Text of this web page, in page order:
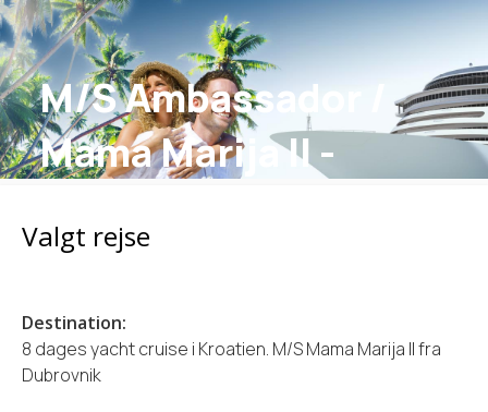
M/S Ambassador /
Mama Marija II -
Valgt rejse
Destination:
8 dages yacht cruise i Kroatien. M/S Mama Marija ll fra
Dubrovnik